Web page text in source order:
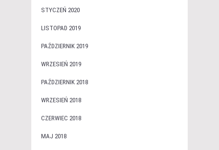
STYCZEŃ 2020
LISTOPAD 2019
PAŹDZIERNIK 2019
WRZESIEŃ 2019
PAŹDZIERNIK 2018
WRZESIEŃ 2018
CZERWIEC 2018
MAJ 2018